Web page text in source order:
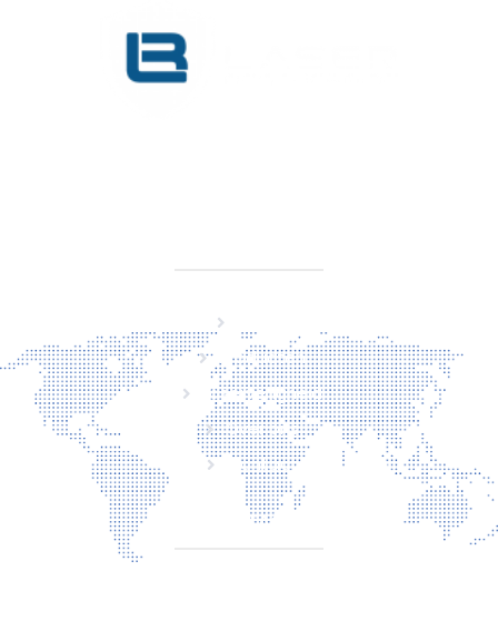
Producten
Laserveiligheid
Over ons
Contact
CONTACT